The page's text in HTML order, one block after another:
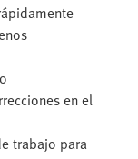
en el
trabajo para